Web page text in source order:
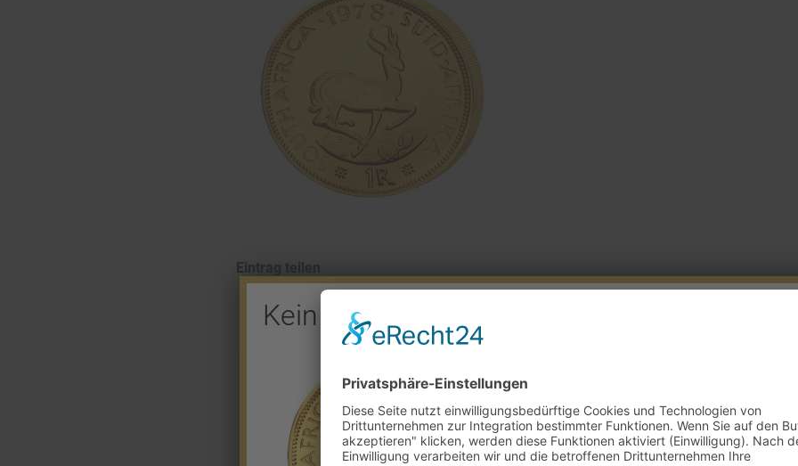
Eintrag teilen
Kein Barverkaufstag am 29.7. + 5.8.